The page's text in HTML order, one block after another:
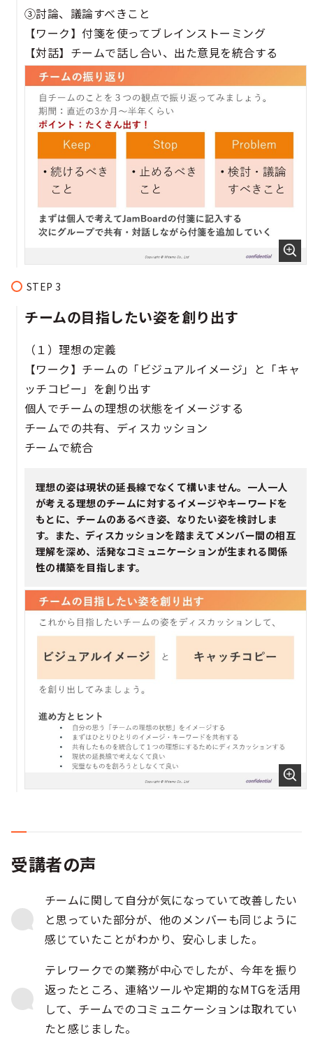
​③討論、議論すべきこと​​
【ワーク】付箋を使ってブレインストーミング​​​
【対話】チームで話し合い、出た意見を統合する​​
チームの目指したい姿を創り出す​​​
（１）理想の定義​​
【ワーク】チームの「ビジュアルイメージ」と「キャ
ッチコピー」を創り出す​​
個人でチームの理想の状態をイメージする​​
チームでの共有、ディスカッション​​
チームで統合​​​
理想の姿は現状の延長線でなくて構いません。一人一人
が考える理想のチームに対するイメージやキーワードを
もとに、チームのあるべき姿、なりたい姿を検討しま
す。また、ディスカッションを踏まえてメンバー間の相互
理解を深め、活発なコミュニケーションが生まれる関係
性の構築を目指します。
受講者の声
チームに関して自分が気になっていて改善したい
と思っていた部分が、他のメンバーも同じように
感じていたことがわかり、安心しました。
テレワークでの業務が中心でしたが、今年を振り
返ったところ、連絡ツールや定期的なMTGを活用
して、チームでのコミュニケーションは取れてい
たと感じました。